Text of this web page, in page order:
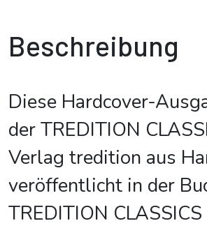
Beschreibung
Diese Hardcover-
der TREDITION
Verlag tredition aus
veröffentlicht in der
TREDITION